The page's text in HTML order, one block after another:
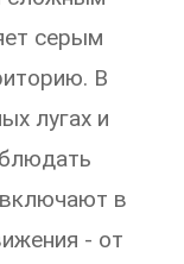
серым
В
лугах и
в
- от